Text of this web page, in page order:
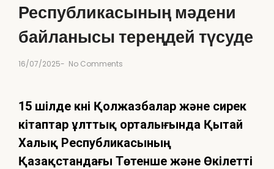
Республикасының мәдени
байланысы тереңдей түсуде
16/07/2025- No Comments
15 шілде күні Қолжазбалар және сирек
кітаптар ұлттық орталығында Қытай
Халық Республикасының
Қазақстандағы Төтенше және Өкілетті